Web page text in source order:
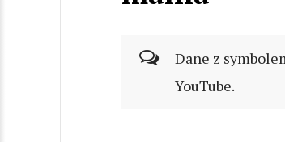
Dane z
YouTube.